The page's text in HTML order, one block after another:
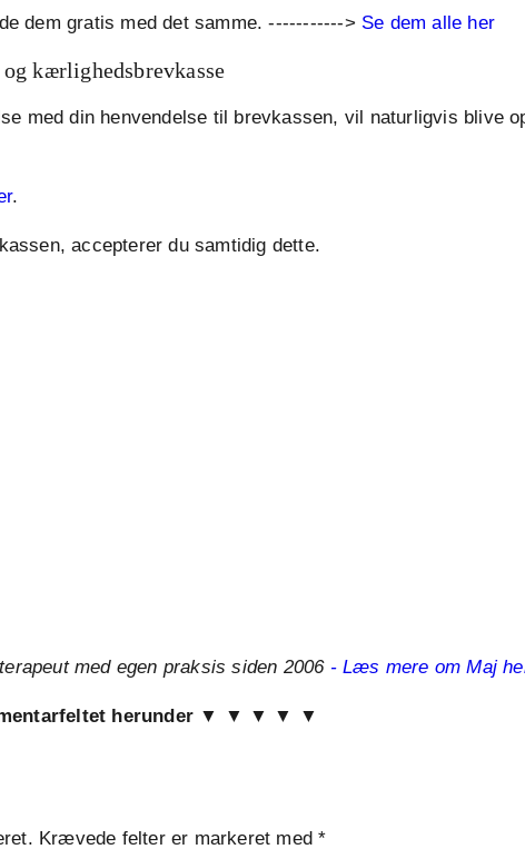
dem gratis med det samme. -----------> Se dem alle her
kærlighedsbrevkasse
med din henvendelse til brevkassen, vil naturligvis blive
.
accepterer du samtidig dette.
med egen praksis siden 2006 - Læs mere om Maj
herunder ▼ ▼ ▼ ▼ ▼
Krævede felter er markeret med*